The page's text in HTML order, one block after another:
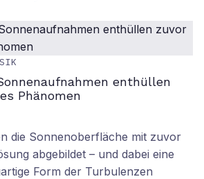
enthüllen
Phänomen
die Sonnenoberfläche mit zuvor
abgebildet – und dabei eine
Form der Turbulenzen